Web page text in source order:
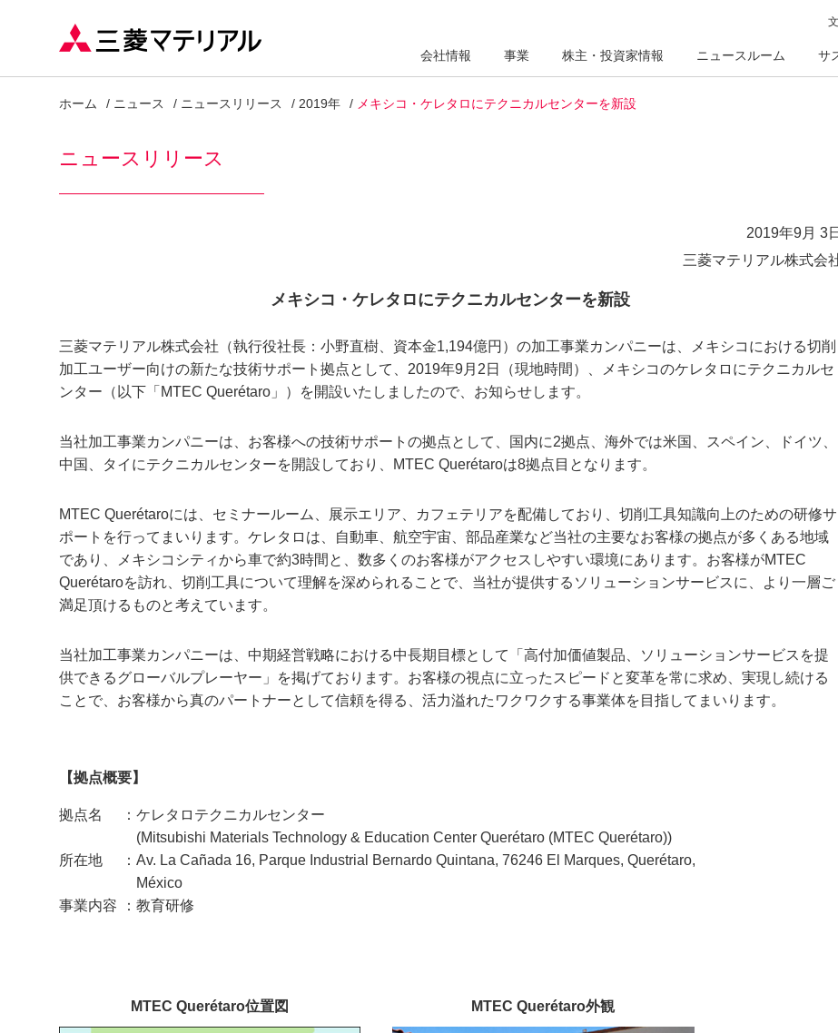
会社情報 事業 株主・投資家情報 ニュースルーム サ
ホーム ニュース ニュースリリース 2019年 メキシコ・ケレタロにテクニカルセンターを新設
ニュースリリース
2019年9月 3日
三菱マテリアル株式会
メキシコ・ケレタロにテクニカルセンターを新設
三菱マテリアル株式会社（執行役社長：小野直樹、資本金1,194億円）の加工事業カンパニーは、メキシコにおける切削
加工ユーザー向けの新たな技術サポート拠点として、2019年9月2日（現地時間）、メキシコのケレタロにテクニカルセ
ンター（以下「MTEC Querétaro」）を開設いたしましたので、お知らせします。
当社加工事業カンパニーは、お客様への技術サポートの拠点として、国内に2拠点、海外では米国、スペイン、ドイツ、
中国、タイにテクニカルセンターを開設しており、MTEC Querétaroは8拠点目となります。
MTEC Querétaroには、セミナールーム、展示エリア、カフェテリアを配備しており、切削工具知識向上のための研修サ
ポートを行ってまいります。ケレタロは、自動車、航空宇宙、部品産業など当社の主要なお客様の拠点が多くある地域
であり、メキシコシティから車で約3時間と、数多くのお客様がアクセスしやすい環境にあります。お客様がMTEC
Querétaroを訪れ、切削工具について理解を深められることで、当社が提供するソリューションサービスに、より一層ご
満足頂けるものと考えています。
当社加工事業カンパニーは、中期経営戦略における中長期目標として「高付加価値製品、ソリューションサービスを提
供できるグローバルプレーヤー」を掲げております。お客様の視点に立ったスピードと変革を常に求め、実現し続ける
ことで、お客様から真のパートナーとして信頼を得る、活力溢れたワクワクする事業体を目指してまいります。
【拠点概要】
拠点名
ケレタロテクニカルセンター
(Mitsubishi Materials Technology & Education Center Querétaro (MTEC Querétaro))
所在地
Av. La Cañada 16, Parque Industrial Bernardo Quintana, 76246 El Marques, Querétaro,
México
事業内容
教育研修
MTEC Querétaro位置図 MTEC Querétaro外観